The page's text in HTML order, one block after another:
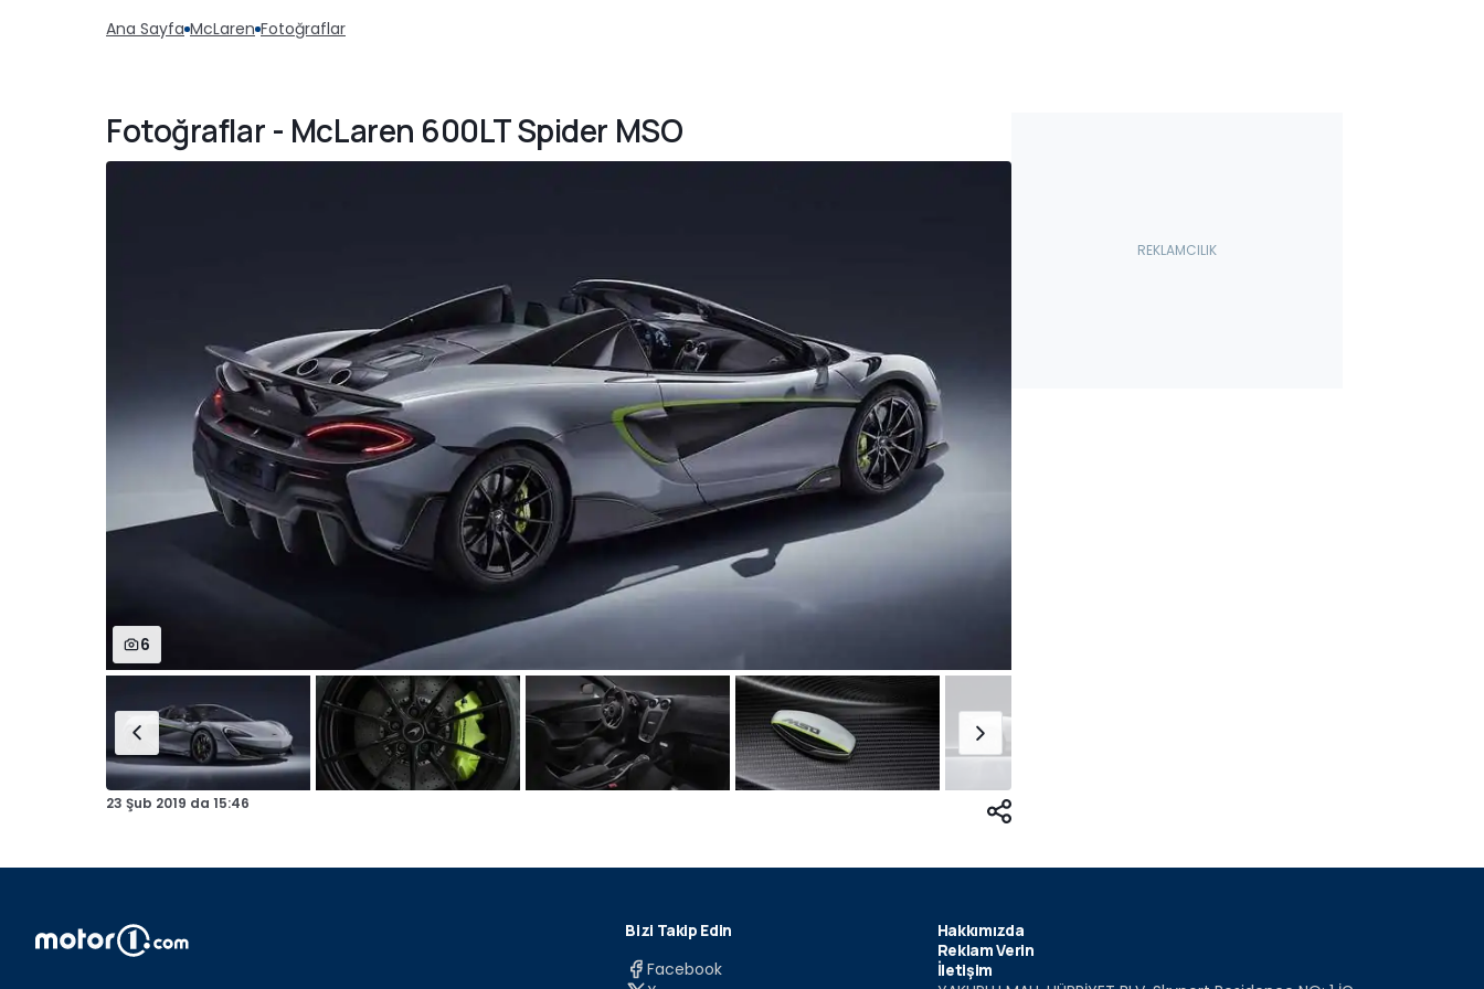
Ana Sayfa McLaren Fotoğraflar
Fotoğraflar - McLaren 600LT Spider MSO
6
23 Şub 2019 da 15:46
Bizi Takip Edin
Facebook
Hakkımızda
Reklam Verin
İletişim